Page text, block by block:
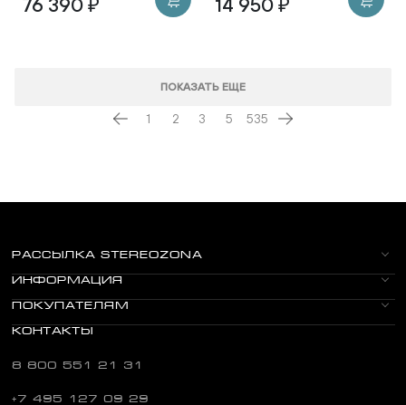
ПОКАЗАТЬ ЕЩЕ
1 2 3 5 535
РАССЫЛКА STEREOZONA
ИНФОРМАЦИЯ
ПОКУПАТЕЛЯМ
КОНТАКТЫ
8 800 551 21 31
+7 495 127 09 29